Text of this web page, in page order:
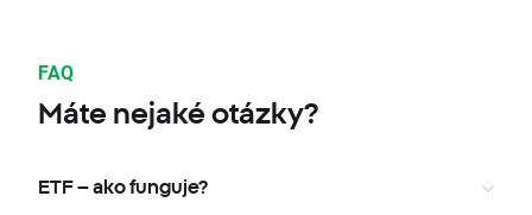
FAQ
Máte nejaké otázky?
ETF – ako funguje?